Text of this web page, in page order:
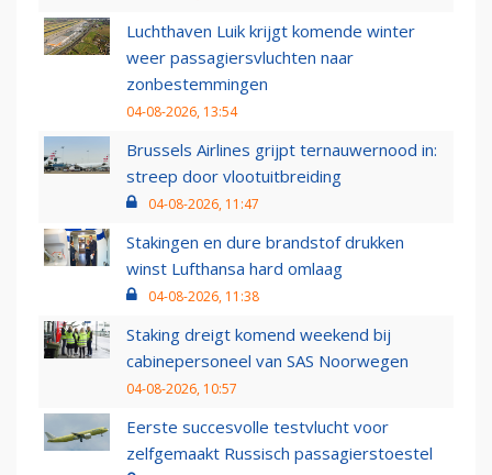
Luchthaven Luik krijgt komende winter
weer passagiersvluchten naar
zonbestemmingen
04-08-2026, 13:54
Brussels Airlines grijpt ternauwernood in:
streep door vlootuitbreiding
04-08-2026, 11:47
Stakingen en dure brandstof drukken
winst Lufthansa hard omlaag
04-08-2026, 11:38
Staking dreigt komend weekend bij
cabinepersoneel van SAS Noorwegen
04-08-2026, 10:57
Eerste succesvolle testvlucht voor
zelfgemaakt Russisch passagierstoestel